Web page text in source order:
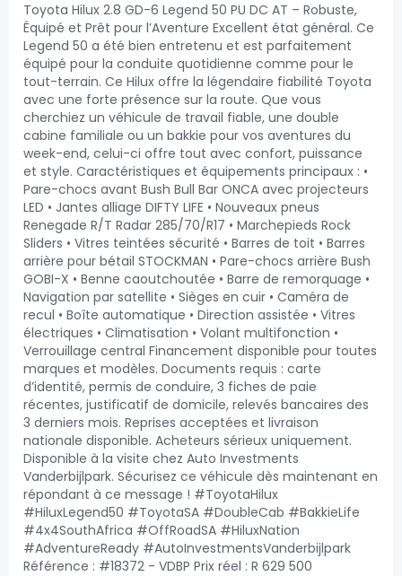
Toyota Hilux 2.8 GD-6 Legend 50 PU DC AT – Robuste,
Équipé et Prêt pour l’Aventure Excellent état général. Ce
Legend 50 a été bien entretenu et est parfaitement
équipé pour la conduite quotidienne comme pour le
tout-terrain. Ce Hilux offre la légendaire fiabilité Toyota
avec une forte présence sur la route. Que vous
cherchiez un véhicule de travail fiable, une double
cabine familiale ou un bakkie pour vos aventures du
week-end, celui-ci offre tout avec confort, puissance
et style. Caractéristiques et équipements principaux : •
Pare-chocs avant Bush Bull Bar ONCA avec projecteurs
LED • Jantes alliage DIFTY LIFE • Nouveaux pneus
Renegade R/T Radar 285/70/R17 • Marchepieds Rock
Sliders • Vitres teintées sécurité • Barres de toit • Barres
arrière pour bétail STOCKMAN • Pare-chocs arrière Bush
GOBI-X • Benne caoutchoutée • Barre de remorquage •
Navigation par satellite • Sièges en cuir • Caméra de
recul • Boîte automatique • Direction assistée • Vitres
électriques • Climatisation • Volant multifonction •
Verrouillage central Financement disponible pour toutes
marques et modèles. Documents requis : carte
d’identité, permis de conduire, 3 fiches de paie
récentes, justificatif de domicile, relevés bancaires des
3 derniers mois. Reprises acceptées et livraison
nationale disponible. Acheteurs sérieux uniquement.
Disponible à la visite chez Auto Investments
Vanderbijlpark. Sécurisez ce véhicule dès maintenant en
répondant à ce message ! #ToyotaHilux
#HiluxLegend50 #ToyotaSA #DoubleCab #BakkieLife
#4x4SouthAfrica #OffRoadSA #HiluxNation
#AdventureReady #AutoInvestmentsVanderbijlpark
Référence : #18372 - VDBP Prix réel : R 629 500